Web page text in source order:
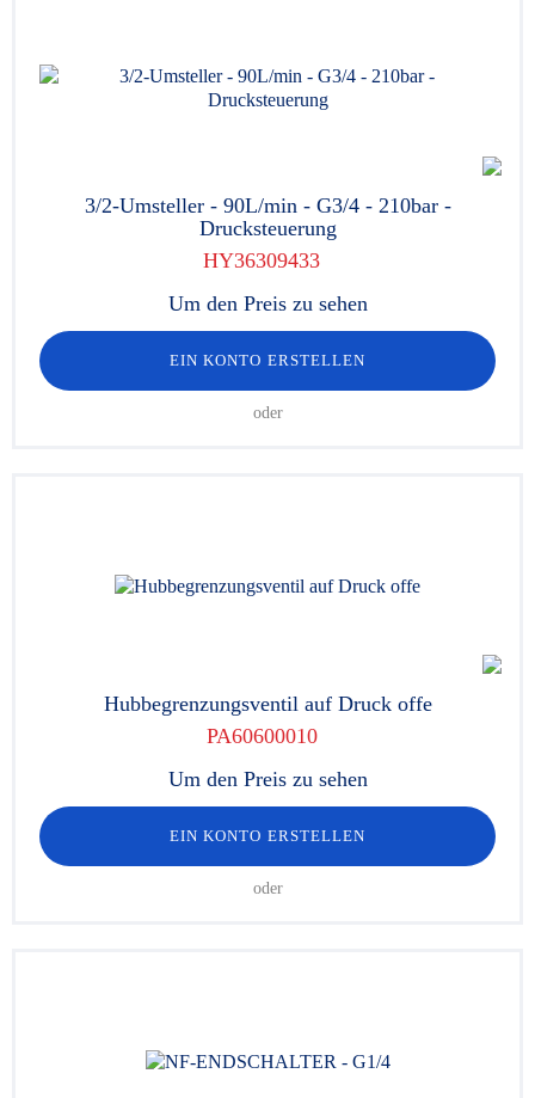
3/2-Umsteller - 90L/min - G3/4 - 210bar -
Drucksteuerung
HY36309433
Um den Preis zu sehen
EIN KONTO ERSTELLEN
oder
Hubbegrenzungsventil auf Druck offe
PA60600010
Um den Preis zu sehen
EIN KONTO ERSTELLEN
oder